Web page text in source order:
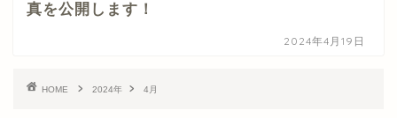
真を公開します！
2024年4月19日
HOME 2024年 4月